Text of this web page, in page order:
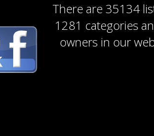
There are35134
1281 categories
owners in our